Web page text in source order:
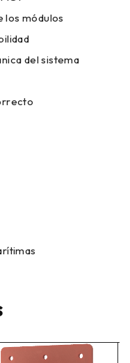
los módulos
del sistema